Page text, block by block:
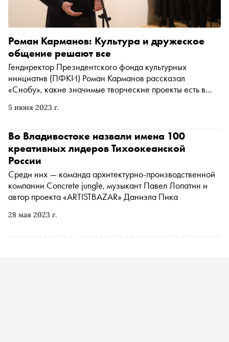
5 июня 2023 г.
Роман Карманов: Культура и дружеское
общение решают все
Гендиректор Президентского фонда культурных
инициатив (ПФКИ) Роман Карманов рассказал
«Снобу», какие значимые творческие проекты есть в
культура сегодня востребована на Западе
28 мая 2023 г.
Во Владивостоке назвали имена 100
креативных лидеров Тихоокеанской
России
Среди них — команда архитектурно-производственной
компании Concrete jungle, музыкант Павел Лопатин и
автор проекта «ARTISTBAZAR» Даниэла Пика